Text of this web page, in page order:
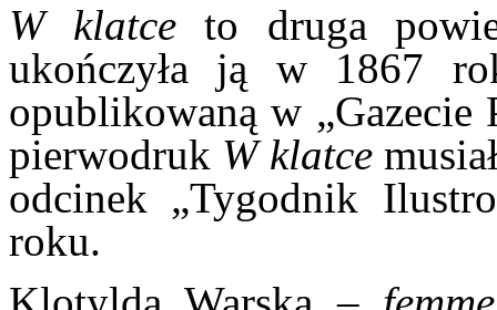
W klatceto druga
ukończyła ją w 1867
opublikowaną w
pierwodruk W klatce
odcinek „Tygodnik
roku.